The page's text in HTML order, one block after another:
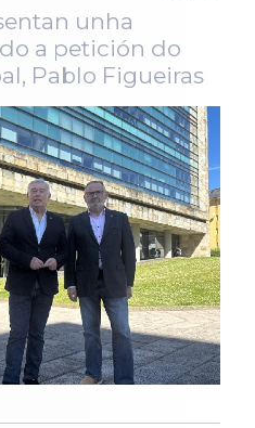
unha
a petición do
Pablo Figueiras